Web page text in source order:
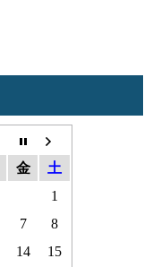
金
土
1
7
8
14
15